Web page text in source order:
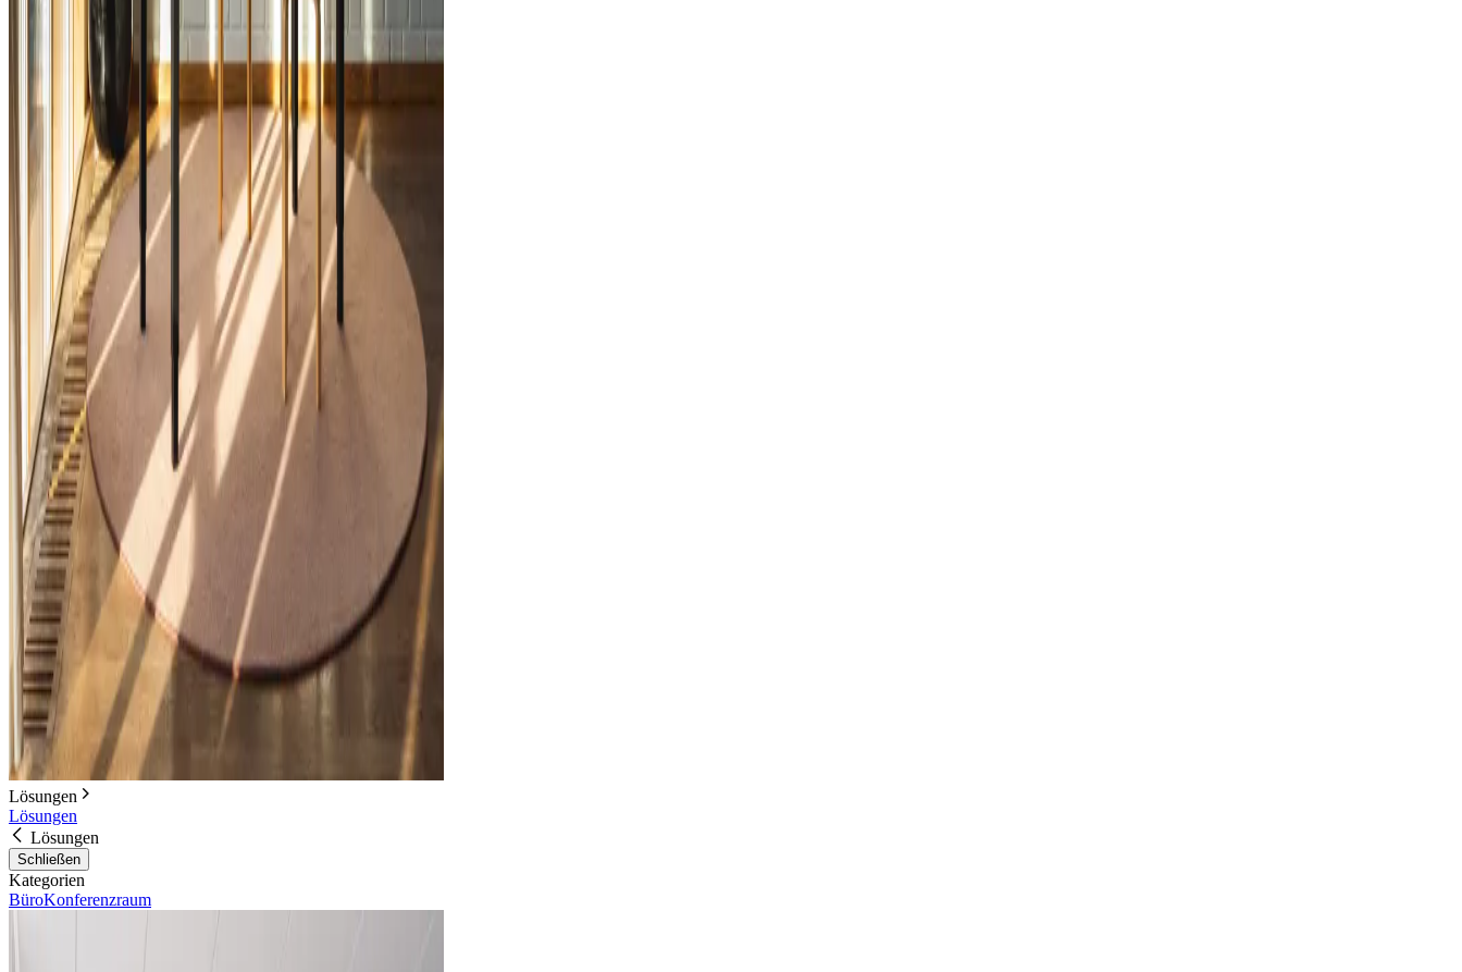
Lösungen
Lösungen
Lösungen
Schließen
Kategorien
BüroKonferenzraum